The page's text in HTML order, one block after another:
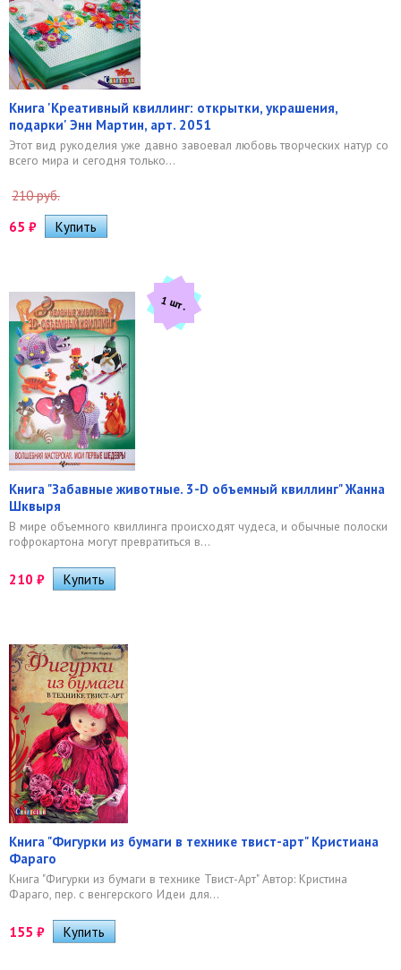
Книга 'Креативный квиллинг: открытки, украшения,
подарки' Энн Мартин, арт. 2051
Этот вид рукоделия уже давно завоевал любовь творческих натур со
всего мира и сегодня только...
210 руб.
65 ₽
1 шт.
Книга "Забавные животные. 3-D объемный квиллинг" Жанна
Шквыря
В мире объемного квиллинга происходят чудеса, и обычные полоски
гофрокартона могут превратиться в...
210 ₽
Книга "Фигурки из бумаги в технике твист-арт" Кристиана
Фараго
Книга "Фигурки из бумаги в технике Твист-Арт" Автор: Кристина
Фараго, пер. с венгерского Идеи для...
155 ₽